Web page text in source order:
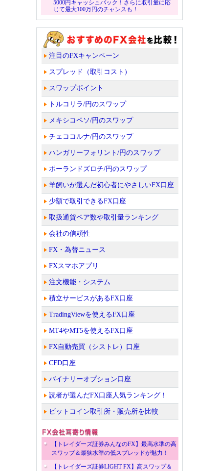
5000円キャッシュバック！さらに取引量に応
じて最大100万円のチャンスも！
注目のFXキャンペーン
スプレッド（取引コスト）
スワップポイント
トルコリラ/円のスワップ
メキシコペソ/円のスワップ
チェココルナ/円のスワップ
ハンガリーフォリント/円のスワップ
ポーランドズロチ/円のスワップ
羊飼いが選んだ初心者にやさしいFX口座
少額で取引できるFX口座
取扱通貨ペア数や取引量ランキング
会社の信頼性
FX・為替ニュース
FXスマホアプリ
注文機能・システム
積立サービスがあるFX口座
TradingViewを使えるFX口座
MT4やMT5を使えるFX口座
FX自動売買（シストレ）口座
CFD口座
バイナリーオプション口座
読者が選んだFX口座人気ランキング！
ビットコイン取引所・販売所を比較
【トレイダーズ証券みんなのFX】最高水準の高
スワップ＆最狭水準の低スプレッドが魅力！
【トレイダーズ証券LIGHT FX】高スワップ＆